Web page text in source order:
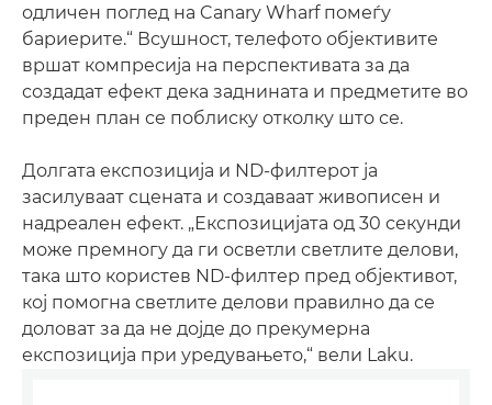
одличен поглед на Canary Wharf помеѓу
бариерите.“ Всушност, телефото објективите
вршат компресија на перспективата за да
создадат ефект дека заднината и предметите во
преден план се поблиску отколку што се.
Долгата експозиција и ND-филтерот ја
засилуваат сцената и создаваат живописен и
надреален ефект. „Експозицијата од 30 секунди
може премногу да ги осветли светлите делови,
така што користев ND-филтер пред објективот,
кој помогна светлите делови правилно да се
доловат за да не дојде до прекумерна
експозиција при уредувањето,“ вели Laku.